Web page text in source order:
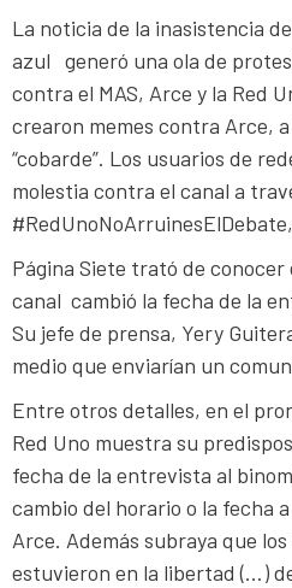
La noticia de la inasistencia
azul generó una ola de
contra el MAS, Arce y la Red
crearon memes contra Arce,
“cobarde”. Los usuarios de
molestia contra el canal a
Página Siete trató de
canal cambió la fecha de la
Su jefe de prensa, Yery
medio que enviarían un
Entre otros detalles, en el
Red Uno muestra su
fecha de la entrevista al
cambio del horario o la fecha
Arce. Además subraya que
estuvieron en la libertad (…)